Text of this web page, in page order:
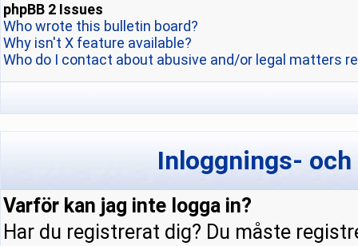
phpBB 2 Issues
Who wrote this bulletin board?
Why isn't X feature available?
Who do I contact about abusive and/or legal matters
Inloggnings-
Varför kan jag inte logga in?
Har du registrerat dig? Du måste